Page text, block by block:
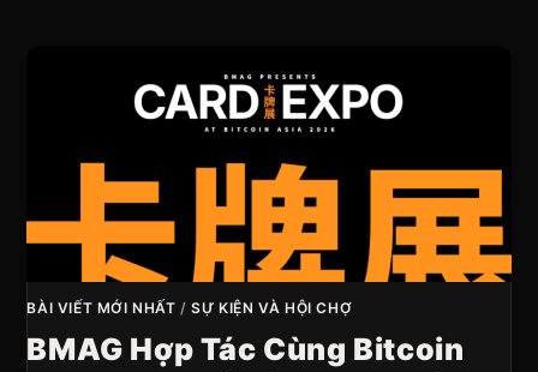
BÀI VIẾT MỚI NHẤT /SỰ KIỆN VÀ HỘI CHỢ
BMAG Hợp Tác Cùng Bitcoin